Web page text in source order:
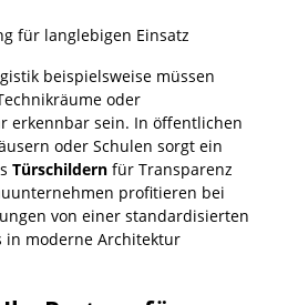
für langlebigen Einsatz
beispielsweise müssen
oder
erkennbar sein. In öffentlichen
oder Schulen sorgt ein
Türschildern für Transparenz
profitieren bei
von einer standardisierten
in moderne Architektur